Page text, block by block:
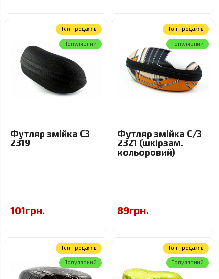
Toп продажів
Популярний
Футляр змійка СЗ
2319
101грн.
Toп продажів
Популярний
Футляр змійка С/З
2321 (шкірзам.
кольоровий)
89грн.
Toп продажів
Популярний
Toп продажів
Популярний